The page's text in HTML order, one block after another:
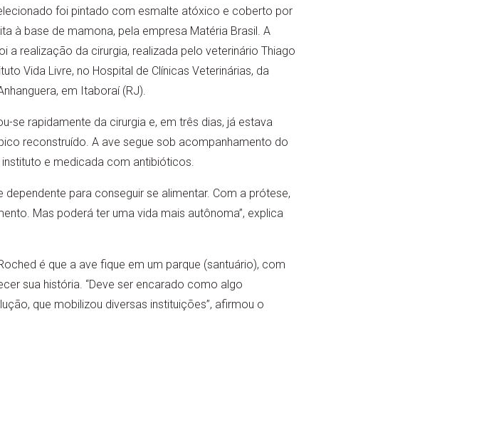
foi pintado com esmalte atóxico e coberto por
à base de mamona, pela empresa Matéria Brasil. A
a realização da cirurgia, realizada pelo veterinário Thiago
Vida Livre, no Hospital de Clínicas Veterinárias, da
em Itaboraí (RJ).
se rapidamente da cirurgia e, em três dias, já estava
reconstruído. A ave segue sob acompanhamento do
e medicada com antibióticos.
para conseguir se alimentar. Com a prótese,
Mas poderá ter uma vida mais autônoma”, explica
é que a ave fique em um parque (santuário), com
sua história. “Deve ser encarado como algo
que mobilizou diversas instituições”, afirmou o